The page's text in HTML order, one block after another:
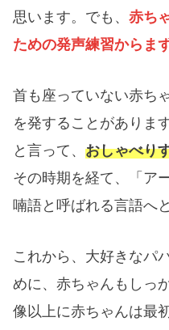
思います。でも、赤ち
ための発声練習からま
首も座っていない赤ち
を発することがありま
と言って、おしゃべり
その時期を経て、
「ア
喃語と呼ばれる言語へ
これから、大好きなパ
めに、赤ちゃんもしっ
像以上に赤ちゃんは最